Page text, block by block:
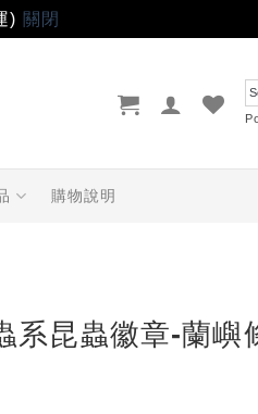
) 關閉
購物說明
系昆蟲徽章-蘭嶼